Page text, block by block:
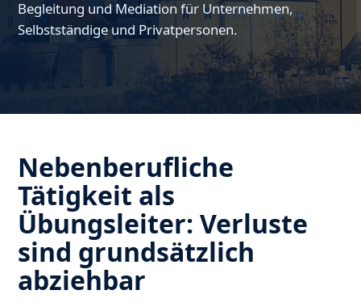
Begleitung und Mediation für Unternehmen,
Selbstständige und Privatpersonen.
Nebenberufliche
Tätigkeit als
Übungsleiter: Verluste
sind grundsätzlich
abziehbar